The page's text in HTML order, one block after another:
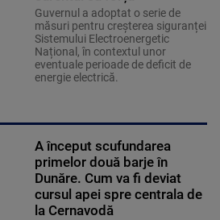
Guvernul a adoptat o serie de
măsuri pentru creșterea siguranței
Sistemului Electroenergetic
Național, în contextul unor
eventuale perioade de deficit de
energie electrică.
A început scufundarea
primelor două barje în
Dunăre. Cum va fi deviat
cursul apei spre centrala de
la Cernavodă